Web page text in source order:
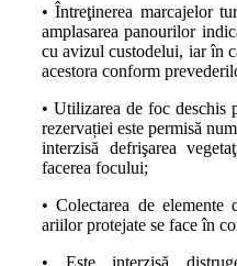
• Întreţinerea marcajelor
amplasarea panourilor
cu avizul custodelui, iar în
acestora conform
• Utilizarea de foc
rezervației este permisă
interzisă defrişarea
facerea focului;
• Colectarea de
ariilor protejate se face în
• Este interzisă